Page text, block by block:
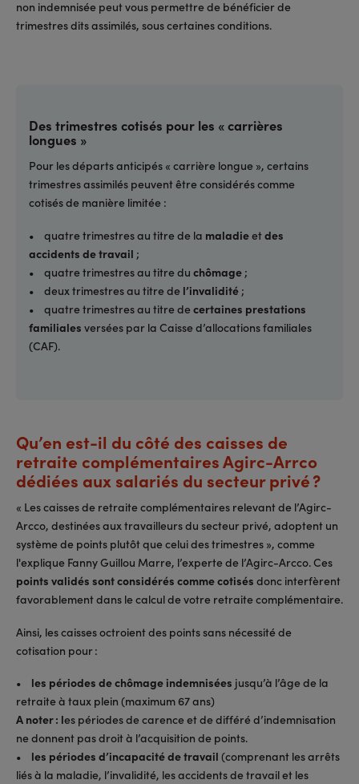
non indemnisée peut vous permettre de bénéficier de
trimestres dits assimilés, sous certaines conditions.
Des trimestres cotisés pour les « carrières
longues »
Pour les départs anticipés « carrière longue », certains
trimestres assimilés peuvent être considérés comme
cotisés de manière limitée :
• quatre trimestres au titre de la maladieetdes
accidents de travail ;
• quatre trimestres au titre du chômage ;
• deux trimestres au titre de l’invalidité ;
• quatre trimestres au titre decertaines prestations
familiales versées par la Caisse d’allocations familiales
(CAF).
Qu’en est-il du côté des caisses de
retraite complémentaires Agirc-Arrco
dédiées aux salariés du secteur privé ?
« Les caisses de retraite complémentaires relevant de l’Agirc-
Arcco, destinées aux travailleurs du secteur privé, adoptent un
système de points plutôt que celui des trimestres », comme
l'explique Fanny Guillou Marre, l’experte de l’Agirc-Arcco. Ces
points validés sont considérés comme cotisés donc interfèrent
favorablement dans le calcul de votre retraite complémentaire.
Ainsi, les caisses octroient des points sans nécessité de
cotisation pour :
• les périodes de chômage indemnisées jusqu’à l’âge de la
retraite à taux plein (maximum 67 ans)
A noter : les périodes de carence et de différé d’indemnisation
ne donnent pas droit à l’acquisition de points.
•
les périodes d’incapacité de travail (comprenant les arrêts
liés à la maladie, l’invalidité, les accidents de travail et les